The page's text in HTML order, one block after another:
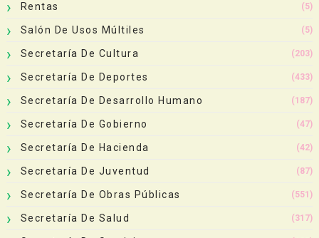
Rentas (5)
Salón De Usos Múltiles (5)
Secretaría De Cultura (203)
Secretaría De Deportes (433)
Secretaría De Desarrollo Humano (187)
Secretaría De Gobierno (47)
Secretaría De Hacienda (42)
Secretaría De Juventud (87)
Secretaría De Obras Públicas (551)
Secretaría De Salud (317)